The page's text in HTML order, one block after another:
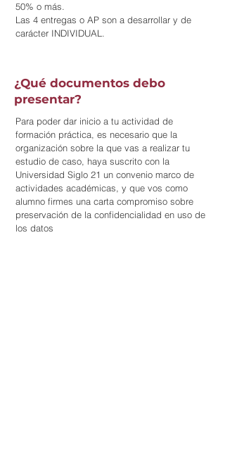
50% o más.
Las 4 entregas o AP son a desarrollar y de
carácter INDIVIDUAL.
¿Qué documentos debo
presentar?
Para poder dar inicio a tu actividad de
formación práctica, es necesario que la
organización sobre la que vas a realizar tu
estudio de caso, haya suscrito con la
Universidad Siglo 21 un convenio marco de
actividades académicas, y que vos como
alumno firmes una carta compromiso sobre
preservación de la confidencialidad en uso de
los datos